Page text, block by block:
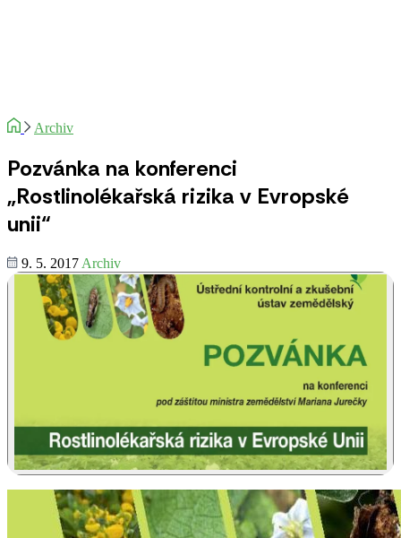
Archiv
Pozvánka na konferenci
„Rostlinolékařská rizika v Evropské
unii“
9. 5. 2017 Archiv